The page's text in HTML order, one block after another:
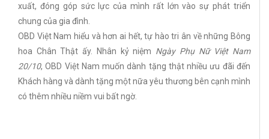
xuất, đóng góp sức lực của mình rất lớn vào sự phát triển
chung của gia đình.
OBD Việt Nam hiểu và hơn ai hết, tự hào tri ân về những Bông
hoa Chân Thật ấy. Nhân kỷ niệm Ngày Phụ Nữ Việt Nam
20/10, OBD Việt Nam muốn dành tặng thật nhiều ưu đãi đến
Khách hàng và dành tặng một nữa yêu thương bên cạnh mình
có thêm nhiều niềm vui bất ngờ.